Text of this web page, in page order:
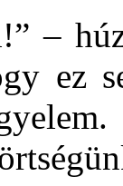
–
ez